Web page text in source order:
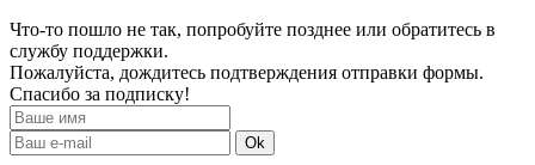
Что-то пошло не так, попробуйте позднее или обратитесь в
службу поддержки.
Пожалуйста, дождитесь подтверждения отправки формы.
Спасибо за подписку!
Ok